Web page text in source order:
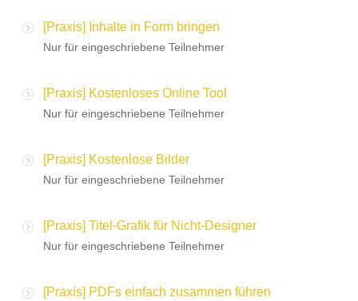
[Praxis] Inhalte in Form bringen
Nur für eingeschriebene Teilnehmer
[Praxis] Kostenloses Online Tool
Nur für eingeschriebene Teilnehmer
[Praxis] Kostenlose Bilder
Nur für eingeschriebene Teilnehmer
[Praxis] Titel-Grafik für Nicht-Designer
Nur für eingeschriebene Teilnehmer
[Praxis] PDFs einfach zusammen führen